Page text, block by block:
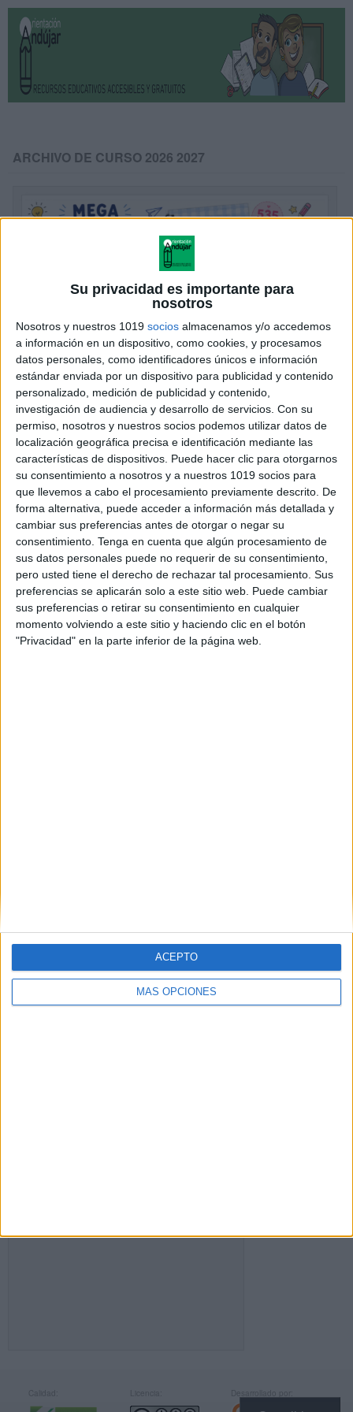
Su privacidad es importante para
nosotros
Nosotros y nuestros 1019 socios almacenamos y/o accedemos
a información en un dispositivo, como cookies, y procesamos
datos personales, como identificadores únicos e información
estándar enviada por un dispositivo para publicidad y contenido
personalizado, medición de publicidad y contenido,
investigación de audiencia y desarrollo de servicios. Con su
permiso, nosotros y nuestros socios podemos utilizar datos de
localización geográfica precisa e identificación mediante las
características de dispositivos. Puede hacer clic para otorgarnos
su consentimiento a nosotros y a nuestros 1019 socios para
que llevemos a cabo el procesamiento previamente descrito. De
forma alternativa, puede acceder a información más detallada y
cambiar sus preferencias antes de otorgar o negar su
consentimiento. Tenga en cuenta que algún procesamiento de
sus datos personales puede no requerir de su consentimiento,
pero usted tiene el derecho de rechazar tal procesamiento. Sus
preferencias se aplicarán solo a este sitio web. Puede cambiar
sus preferencias o retirar su consentimiento en cualquier
momento volviendo a este sitio y haciendo clic en el botón
"Privacidad" en la parte inferior de la página web.
MÁS OPCIONES
ACEPTO
ARCHIVO DE CURSO 2026 2027
MEGA CUADERNO DOCENTE con más de
500 páginas
Publicado el 9 julio, 2026
La organización es una de las claves para afrontar el
curso escolar con mayor tranquilidad, claridad y
eficacia. Por eso, hoy compartimos un recurso
realmente especial: un MEGA CUADERNO
DOCENTE […]
SEGUIR LEYENDO
Suscribir